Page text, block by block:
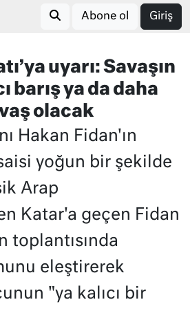
Abone ol Giriş
uyarı: Savaşın
barış ya da daha
olacak
Hakan Fidan'ın
yoğun bir şekilde
Arap
Katar'a geçen Fidan
toplantısında
eleştirerek
"ya kalıcı bir